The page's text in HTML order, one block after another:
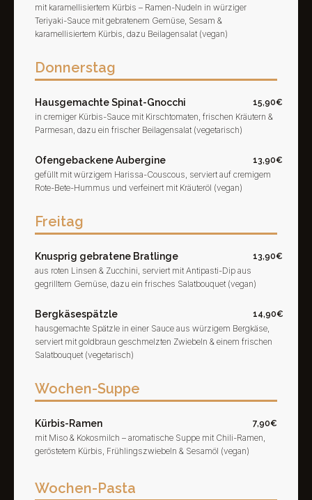
mit karamellisiertem Kürbis – Ramen-Nudeln in würziger
Teriyaki-Sauce mit gebratenem Gemüse, Sesam &
karamellisiertem Kürbis, dazu Beilagensalat (vegan)
Donnerstag
Hausgemachte Spinat-Gnocchi 15,90€
in cremiger Kürbis-Sauce mit Kirschtomaten, frischen Kräutern &
Parmesan, dazu ein frischer Beilagensalat (vegetarisch)
Ofengebackene Aubergine 13,90€
gefüllt mit würzigem Harissa-Couscous, serviert auf cremigem
Rote-Bete-Hummus und verfeinert mit Kräuteröl (vegan)
Freitag
Knusprig gebratene Bratlinge 13,90€
aus roten Linsen & Zucchini, serviert mit Antipasti-Dip aus
gegrilltem Gemüse, dazu ein frisches Salatbouquet (vegan)
Bergkäsespätzle 14,90€
hausgemachte Spätzle in einer Sauce aus würzigem Bergkäse,
serviert mit goldbraun geschmelzten Zwiebeln & einem frischen
Salatbouquet (vegetarisch)
Wochen-Suppe
Kürbis-Ramen 7,90€
mit Miso & Kokosmilch – aromatische Suppe mit Chili-Ramen,
geröstetem Kürbis, Frühlingszwiebeln & Sesamöl (vegan)
Wochen-Pasta